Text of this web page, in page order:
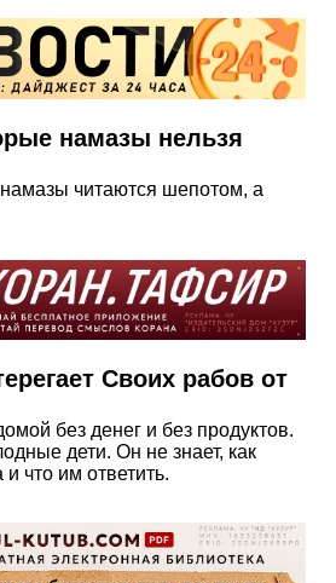
намазы нельзя
читаются шепотом, а
Своих рабов от
без денег и без продуктов.
дети. Он не знает, как
что им ответить.